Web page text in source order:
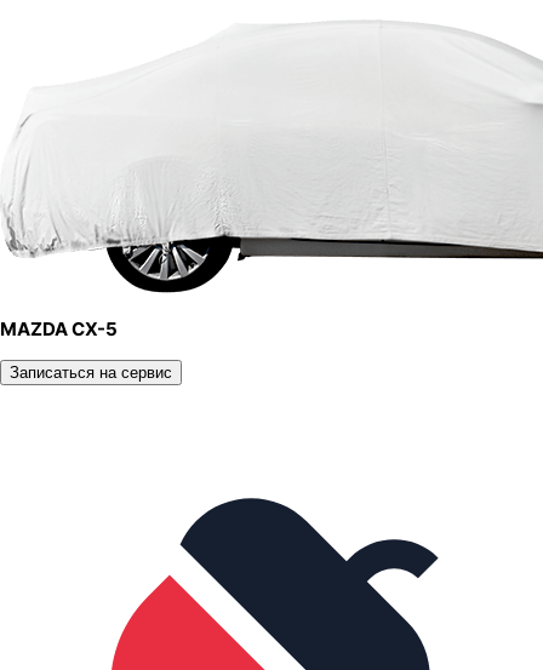
MAZDA CX-5
Записаться на сервис